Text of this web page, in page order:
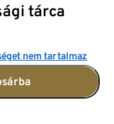
tárca
nem tartalmaz